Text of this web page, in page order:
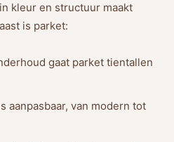
kleur en structuur maakt
is parket:
gaat parket tientallen
aanpasbaar, van modern tot